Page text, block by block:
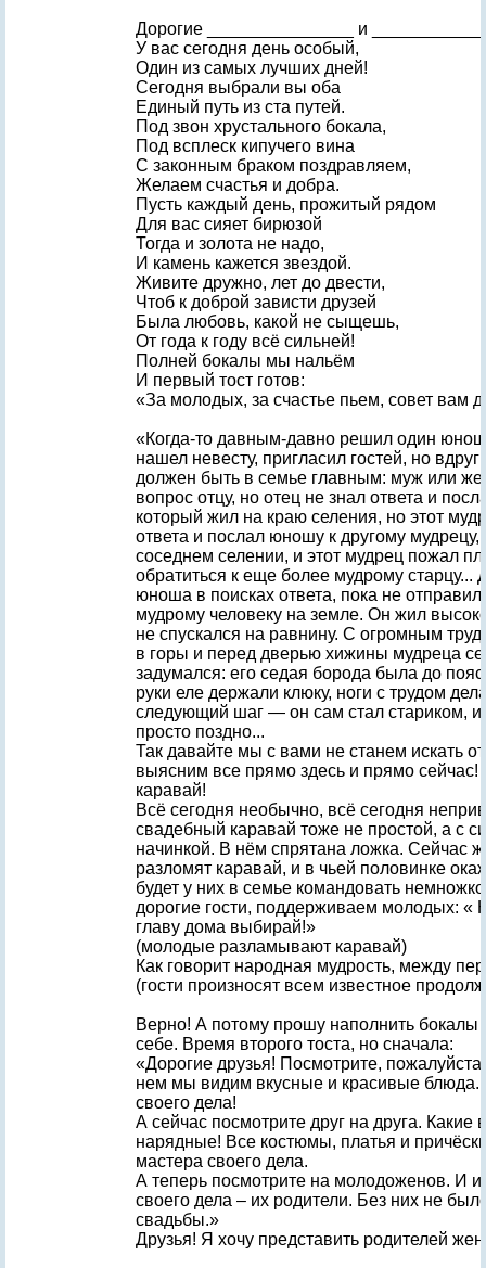
Дорогие _______________ и
У вас сегодня день особый,
Один из самых лучших дней!
Сегодня выбрали вы оба
Единый путь из ста путей.
Под звон хрустального бокала,
Под всплеск кипучего вина
С законным браком поздравляем,
Желаем счастья и добра.
Пусть каждый день, прожитый рядом
Для вас сияет бирюзой
Тогда и золота не надо,
И камень кажется звездой.
Живите дружно, лет до двести,
Чтоб к доброй зависти друзей
Была любовь, какой не сыщешь,
От года к году всё сильней!
Полней бокалы мы нальём
И первый тост готов:
«За молодых, за счастье пьем, совет вам
«Когда-то давным-давно решил один
нашел невесту, пригласил гостей, но вдруг
должен быть в семье главным: муж или
вопрос отцу, но отец не знал ответа и
который жил на краю селения, но этот
ответа и послал юношу к другому
соседнем селении, и этот мудрец пожал
обратиться к еще более мудрому старцу...
юноша в поисках ответа, пока не
мудрому человеку на земле. Он жил
не спускался на равнину. С огромным
в горы и перед дверью хижины мудреца
задумался: его седая борода была до
руки еле держали клюку, ноги с трудом
следующий шаг — он сам стал стариком,
просто поздно...
Так давайте мы с вами не станем искать
выясним все прямо здесь и прямо
каравай!
Всё сегодня необычно, всё сегодня
свадебный каравай тоже не простой, а с
начинкой. В нём спрятана ложка. Сейчас
разломят каравай, и в чьей половинке
будет у них в семье командовать
дорогие гости, поддерживаем молодых: «
главу дома выбирай!»
(молодые разламывают каравай)
Как говорит народная мудрость, между
(гости произносят всем известное
Верно! А потому прошу наполнить бокалы
себе. Время второго тоста, но сначала:
«Дорогие друзья! Посмотрите,
нем мы видим вкусные и красивые блюда.
своего дела!
А сейчас посмотрите друг на друга. Какие
нарядные! Все костюмы, платья и
мастера своего дела.
А теперь посмотрите на молодоженов. И
своего дела – их родители. Без них не
свадьбы.»
Друзья! Я хочу представить родителей